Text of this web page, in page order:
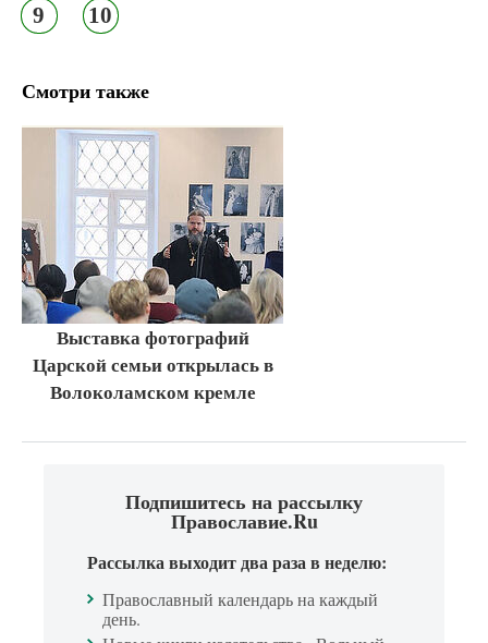
9 10
Смотри также
Выставка фотографий
Царской семьи открылась в
Волоколамском кремле
Подпишитесь на рассылку
Православие.Ru
Рассылка выходит два раза в неделю:
Православный календарь на каждый
день.